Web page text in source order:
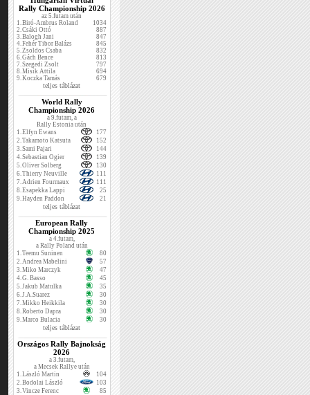
Rally Championship 2026
az 5.futam után
1.Biró-Ambrus Roland
1034
2.Csáki Ottó
887
3.Balogh Jani
847
4.Fehér Tibor Balázs
845
5.Zsoldos Csaba
832
6.Gách Bence
813
7.Szegedi Zsolt
797
8.Misik Attila
694
9.Koczka Tamás 679
teljes táblázat
World Rally
Championship 2026
a 9.futam, a
Rally Estonia után
1.Elfyn Ewans
177
2.Takamoto Katsuta
152
3.Sami Pajari
144
4.Sebastian Ogier
139
5.Oliver Solberg
130
6.Thierry Neuville
111
7.Adrien Fourmaux
111
8.Esapekka Lappi
25
9.Hayden Paddon 21
teljes táblázat
European Rally
Championship 2025
a 4.futam,
a Rally Poland után
1.Teemu Suninen
80
2.Andrea Mabelini
57
3.Miko Marczyk
47
4.G. Basso
45
5.Jakub Matulka
35
6.J.A.Suarez
30
7.Mikko Heikkila
30
8.Roberto Dapra
30
9.Marco Bulacia 30
teljes táblázat
Országos Rally Bajnokság
2026
a 3.futam,
a Mecsek Rallye után
1.László Martin
104
2.Bodolai László
103
3.Vincze Ferenc
85